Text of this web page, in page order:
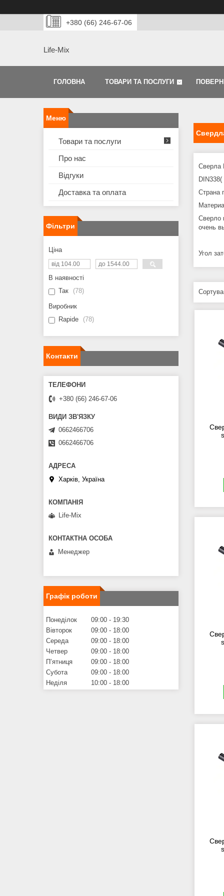
+380 (66) 246-67-06
Life-Mix
ГОЛОВНА ТОВАРИ ТА ПОСЛУГИ
Сверла
Страна
Сверло
очень
Угол
Товари та послуги
Про нас
Відгуки
Доставка та оплата
Фільтри
Ціна
В наявності
Так
78
Виробник
Rapide
78
Контакти
+380 (66) 246-67-06
0662466706
0662466706
Харків, Україна
Life-Mix
Менеджер
Графік роботи
Понеділок 09:00
19:30
Вівторок
09:00
18:00
Середа
09:00
18:00
Четвер
09:00
18:00
Пʼятниця
09:00
18:00
Субота
09:00
18:00
Неділя
10:00 18:00